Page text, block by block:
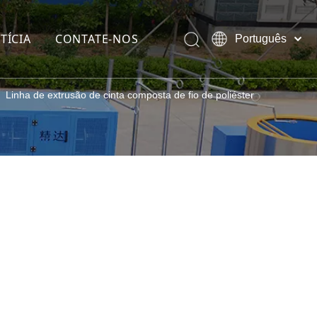
(galvanizado)
CONTATE-NOS
Português
Pусский
English
Linha de extrusão de cinta composta de fio de poliéster